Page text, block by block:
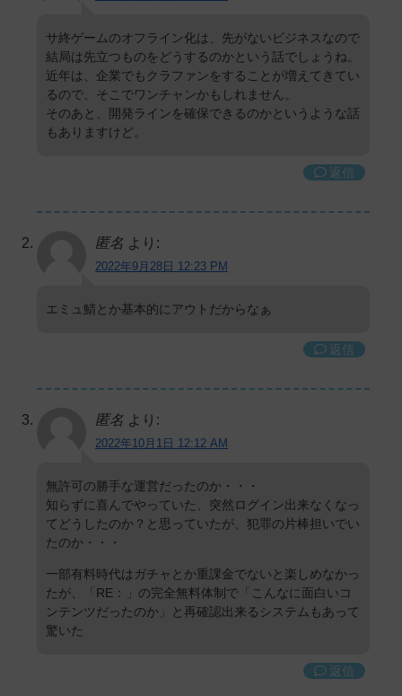
サ終ゲームのオフライン化は、先がないビジネスなので
結局は先立つものをどうするのかという話でしょうね。
近年は、企業でもクラファンをすることが増えてきてい
るので、そこでワンチャンかもしれません。
そのあと、開発ラインを確保できるのかというような話
もありますけど。
返信
匿名 より:
2022年9月28日 12:23 PM
エミュ鯖とか基本的にアウトだからなぁ
返信
匿名 より:
2022年10月1日 12:12 AM
無許可の勝手な運営だったのか・・・
知らずに喜んでやっていた、突然ログイン出来なくなっ
てどうしたのか？と思っていたが、犯罪の片棒担いでい
たのか・・・
一部有料時代はガチャとか重課金でないと楽しめなかっ
たが、「RE：」の完全無料体制で「こんなに面白いコ
ンテンツだったのか」と再確認出来るシステムもあって
驚いた
返信